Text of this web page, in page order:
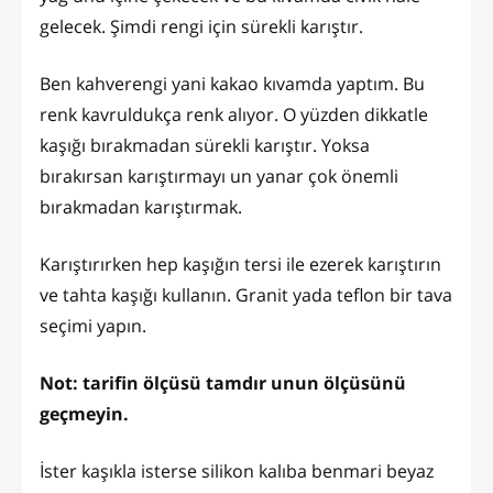
gelecek. Şimdi rengi için sürekli karıştır.
Ben kahverengi yani kakao kıvamda yaptım. Bu
renk kavruldukça renk alıyor. O yüzden dikkatle
kaşığı bırakmadan sürekli karıştır. Yoksa
bırakırsan karıştırmayı un yanar çok önemli
bırakmadan karıştırmak.
Karıştırırken hep kaşığın tersi ile ezerek karıştırın
ve tahta kaşığı kullanın. Granit yada teflon bir tava
seçimi yapın.
Not: tarifin ölçüsü tamdır unun ölçüsünü
geçmeyin.
İster kaşıkla isterse silikon kalıba benmari beyaz